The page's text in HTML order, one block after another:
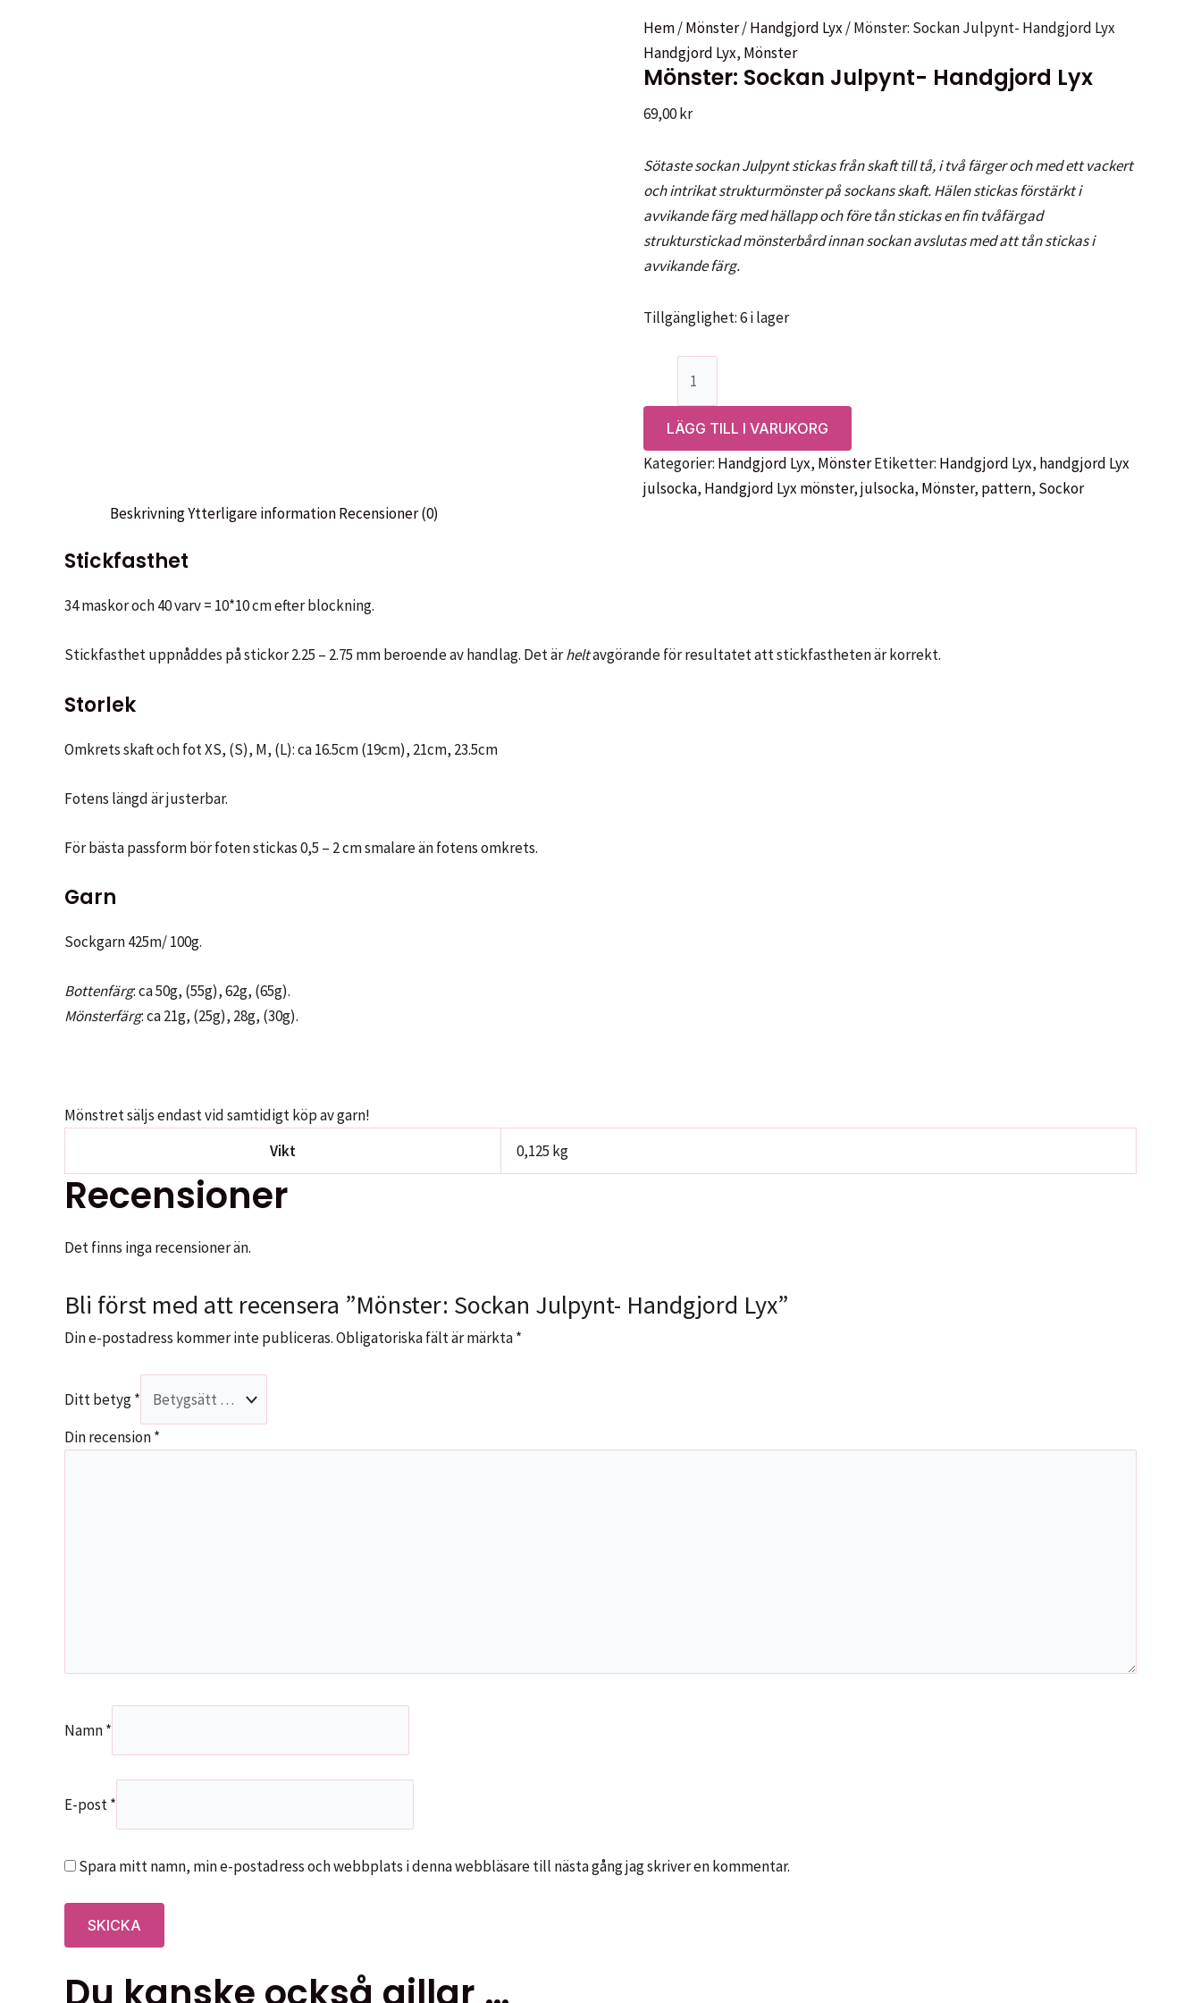
Hem/Mönster/Handgjord Lyx/ Mönster: Sockan Julpynt- Handgjord Lyx
Handgjord Lyx, Mönster
Mönster: Sockan Julpynt- Handgjord Lyx
69,00kr
Sötaste sockan Julpynt stickas från skaft till tå, i två färger och med ett vackert
och intrikat strukturmönster på sockans skaft. Hälen stickas förstärkt i
avvikande färg med hällapp och före tån stickas en fin tvåfärgad
strukturstickad mönsterbård innan sockan avslutas med att tån stickas i
avvikande färg.
Tillgänglighet:6 i lager
Julpynt-
Lyx
mängd
LÄGG TILL I VARUKORG
Kategorier: Handgjord Lyx, MönsterEtiketter: Handgjord Lyx, handgjord Lyx
julsocka, Handgjord Lyx mönster,julsocka, Mönster, pattern, Sockor
BeskrivningYtterligare informationRecensioner (0)
Stickfasthet
34 maskor och 40 varv = 10*10 cm efter blockning.
Stickfasthet uppnåddes på stickor 2.25 – 2.75 mm beroende av handlag. Det ärheltavgörande för resultatet att stickfastheten är korrekt.
Storlek
Omkrets skaft och fot XS, (S), M, (L): ca 16.5cm (19cm), 21cm, 23.5cm
Fotens längd är justerbar.
För bästa passform bör foten stickas 0,5 – 2 cm smalare än fotens omkrets.
Garn
Sockgarn 425m/ 100g.
Bottenfärg: ca 50g, (55g), 62g, (65g).
Mönsterfärg: ca 21g, (25g), 28g, (30g).
Mönstret säljs endast vid samtidigt köp av garn!
Vikt
0,125 kg
Recensioner
Det finns inga recensioner än.
Bli först med att recensera ”Mönster: Sockan Julpynt- Handgjord Lyx”
Din e-postadress kommer inte publiceras.Obligatoriska fält är märkta*
Ditt betyg*
Din recension*
Namn*
E-post*
Spara mitt namn, min e-postadress och webbplats i denna webbläsare till nästa gång jag skriver en kommentar.